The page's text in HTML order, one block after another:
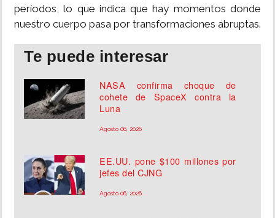
períodos, lo que indica que hay momentos donde
nuestro cuerpo pasa por transformaciones abruptas.
Te puede interesar
NASA confirma choque de
cohete de SpaceX contra la
Luna
Agosto 06, 2026
EE.UU. pone $100 millones por
jefes del CJNG
Agosto 06, 2026